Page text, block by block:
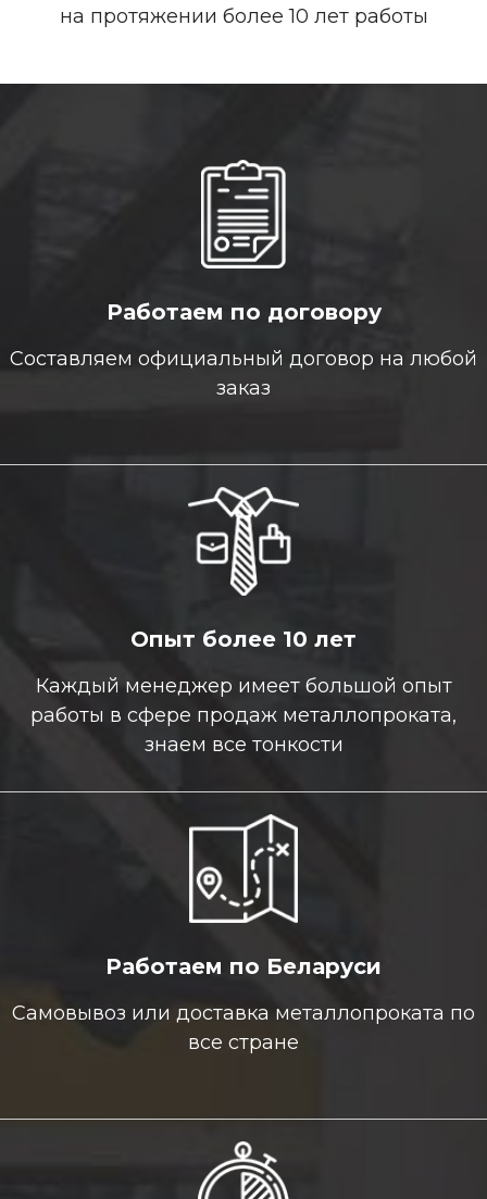
на протяжении более 10 лет работы
Работаем по договору
Составляем официальный договор на любой
заказ
Опыт более 10 лет
Каждый менеджер имеет большой опыт
работы в сфере продаж металлопроката,
знаем все тонкости
Работаем по Беларуси
Самовывоз или доставка металлопроката по
все стране